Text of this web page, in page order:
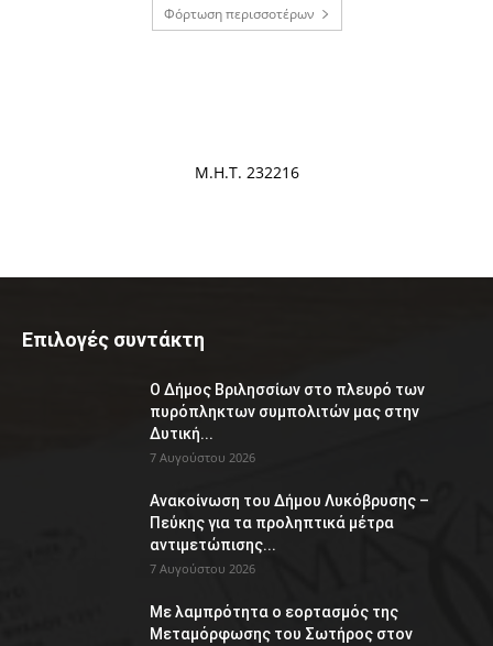
Φόρτωση περισσοτέρων
Μ.Η.Τ. 232216
Επιλογές συντάκτη
Ο Δήμος Βριλησσίων στο πλευρό των
πυρόπληκτων συμπολιτών μας στην
Δυτική...
7 Αυγούστου 2026
Ανακοίνωση του Δήμου Λυκόβρυσης –
Πεύκης για τα προληπτικά μέτρα
αντιμετώπισης...
7 Αυγούστου 2026
Με λαμπρότητα ο εορτασμός της
Μεταμόρφωσης του Σωτήρος στον